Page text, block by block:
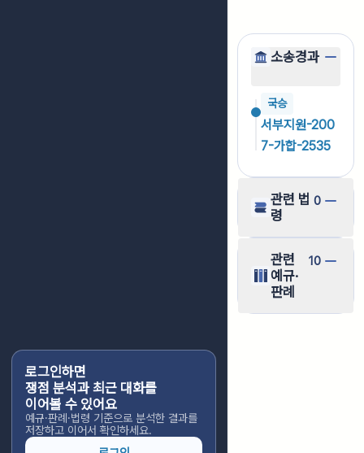
로그인하면
쟁점 분석과 최근 대화를
이어볼 수 있어요
예규·판례·법령 기준으로 분석한 결과를
저장하고 이어서 확인하세요.
소송경과
국승
서부지원-200
7-가합-2535
관련 법
령
0
관련
예규·
판례
10